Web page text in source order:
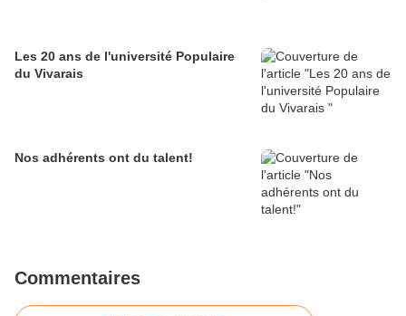
Les 20 ans de l'université Populaire
du Vivarais
Nos adhérents ont du talent!
Commentaires